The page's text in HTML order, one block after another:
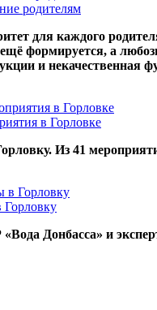
родителям
для каждого
формируется, а
и некачественная
в Горловке
Из 41
Горловку
Донбасса» и